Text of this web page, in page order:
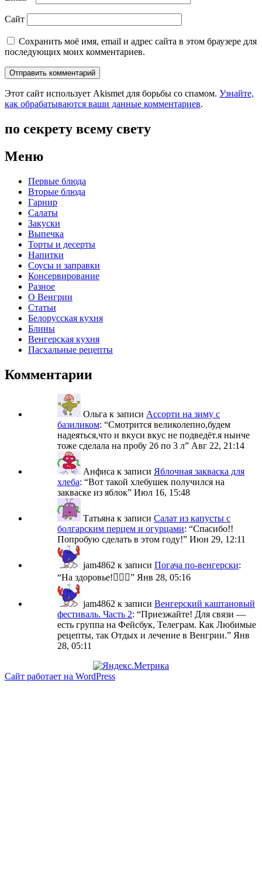
Сайт
Сохранить моё имя, email и адрес сайта в этом браузере для
последующих моих комментариев.
Этот сайт использует Akismet для борьбы со спамом. Узнайте,
как обрабатываются ваши данные комментариев.
по секрету всему свету
Меню
Первые блюда
Вторые блюда
Гарнир
Салаты
Закуски
Выпечка
Торты и десерты
Напитки
Соусы и заправки
Консервирование
Разное
О Венгрии
Статьи
Белорусская кухня
Блины
Венгерская кухня
Пасхальные рецепты
Комментарии
Ольга к записи Ассорти на зиму с
базиликом: “Смотрится великолепно,будем
надеяться,что и вкуси вкус не подведёт.я нынче
тоже сделала на пробу 2б по 3 л” Авг 22, 21:14
Анфиса к записи Яблочная закваска для
хлеба: “Вот такой хлебушек получился на
закваске из яблок” Июл 16, 15:48
Татьяна к записи Салат из капусты с
болгарским перцем и огурцами: “Спасибо!!
Попробую сделать в этом году!” Июн 29, 12:11
jam4862 к записи Погача по-венгерски:
“На здоровье!🙋🏼‍♀️” Янв 28, 05:16
jam4862 к записи Венгерский каштановый
фестиваль. Часть 2: “Приезжайте! Для связи —
есть группа на Фейсбук, Телеграм. Как Любимые
рецепты, так Отдых и лечение в Венгрии.” Янв
28, 05:11
Сайт работает на WordPress